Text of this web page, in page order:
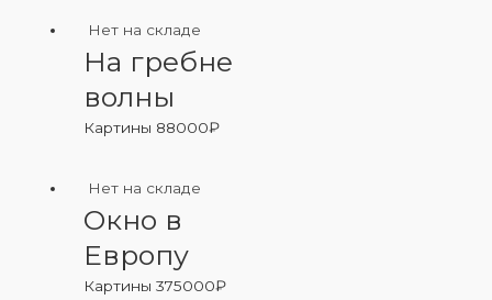
Нет на складе
На гребне
волны
Картины 88000₽
Нет на складе
Окно в
Европу
Картины375000₽